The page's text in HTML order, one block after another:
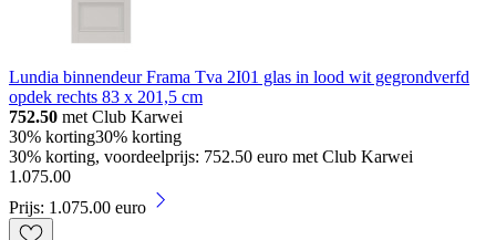
Lundia binnendeur Frama Tva 2I01 glas in lood wit gegrondverfd
opdek rechts 83 x 201,5 cm
752.50 met Club Karwei
30% korting30% korting
30% korting, voordeelprijs: 752.50 euro met Club Karwei
1 .075.00
Prijs: 1.075.00 euro